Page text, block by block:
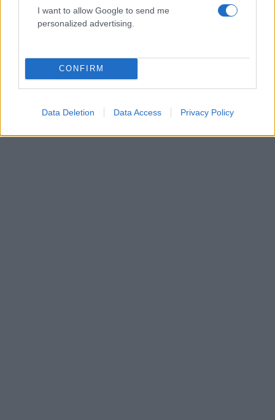
I want to allow Google to send me
personalized advertising.
CONFIRM
Data Deletion Data Access Privacy Policy